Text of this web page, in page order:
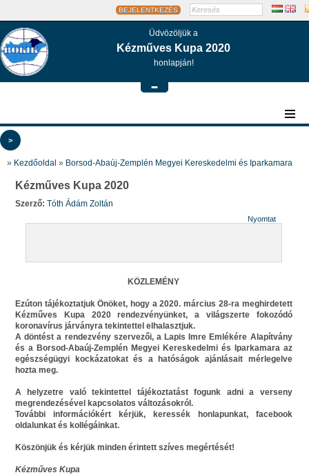
BEJELENTKEZÉS
Üdvözöljük a
Kézműves Kupa 2020
honlapján!
-
>
» Kezdőoldal » Borsod-Abaúj-Zemplén Megyei Kereskedelmi és Iparkamara
Kézműves Kupa 2020
Szerző: Tóth Ádám Zoltán
Nyomtat
KÖZLEMÉNY
Ezúton tájékoztatjuk Önöket, hogy a 2020. március 28-ra meghirdetett
Kézműves Kupa 2020 rendezvényünket, a világszerte fokozódó
koronavírus járványra tekintettel elhalasztjuk.
A döntést a rendezvény szervezői, a Lapis Imre Emlékére Alapítvány
és a Borsod-Abaúj-Zemplén Megyei Kereskedelmi és Iparkamara az
egészségügyi kockázatokat és a hatóságok ajánlásait mérlegelve
hozta meg.
A helyzetre való tekintettel tájékoztatást fogunk adni a verseny
megrendezésével kapcsolatos változásokról.
További információkért kérjük, keressék honlapunkat, facebook
oldalunkat és kollégáinkat.
Köszönjük és kérjük minden érintett szíves megértését!
Kézműves Kupa